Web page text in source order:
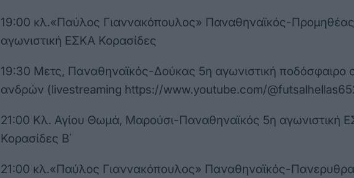
19:00 κλ.«Παύλος Γιαννακόπουλος» Παναθηναϊκός-
αγωνιστική ΕΣΚΑ Κορασίδες
19:30 Μετς, Παναθηναϊκός-Δούκας 5η αγωνιστική ποδόσφαιρο
ανδρών (livestreaming https://www.youtube.com/
21:00 Κλ. Αγίου Θωμά, Μαρούσι-Παναθηναϊκός 5η αγωνιστική
Κορασίδες Β΄
21:00 κλ.«Παύλος Γιαννακόπουλος» Παναθηναϊκός-